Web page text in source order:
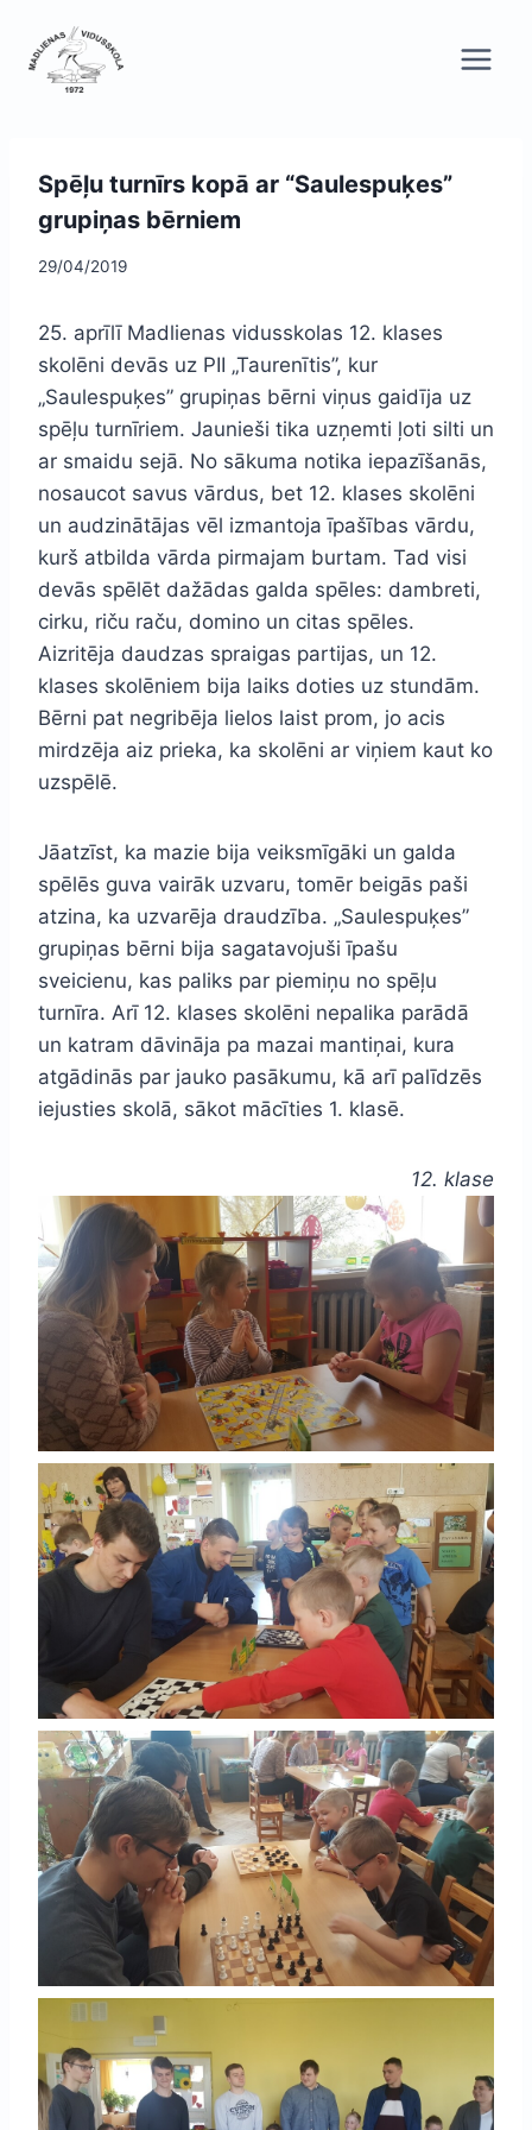
content
Spēļu turnīrs kopā ar “Saulespuķes”
grupiņas bērniem
29/04/2019
25. aprīlī Madlienas vidusskolas 12. klases
skolēni devās uz PII „Taurenītis”, kur
„Saulespuķes” grupiņas bērni viņus gaidīja uz
spēļu turnīriem. Jaunieši tika uzņemti ļoti silti un
ar smaidu sejā. No sākuma notika iepazīšanās,
nosaucot savus vārdus, bet 12. klases skolēni
un audzinātājas vēl izmantoja īpašības vārdu,
kurš atbilda vārda pirmajam burtam. Tad visi
devās spēlēt dažādas galda spēles: dambreti,
cirku, riču raču, domino un citas spēles.
Aizritēja daudzas spraigas partijas, un 12.
klases skolēniem bija laiks doties uz stundām.
Bērni pat negribēja lielos laist prom, jo acis
mirdzēja aiz prieka, ka skolēni ar viņiem kaut ko
uzspēlē.
Jāatzīst, ka mazie bija veiksmīgāki un galda
spēlēs guva vairāk uzvaru, tomēr beigās paši
atzina, ka uzvarēja draudzība. „Saulespuķes”
grupiņas bērni bija sagatavojuši īpašu
sveicienu, kas paliks par piemiņu no spēļu
turnīra. Arī 12. klases skolēni nepalika parādā
un katram dāvināja pa mazai mantiņai, kura
atgādinās par jauko pasākumu, kā arī palīdzēs
iejusties skolā, sākot mācīties 1. klasē.
12. klase